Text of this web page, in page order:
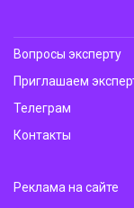
Вопросы эксперту
Приглашаем
Телеграм
Контакты
Реклама на сайте